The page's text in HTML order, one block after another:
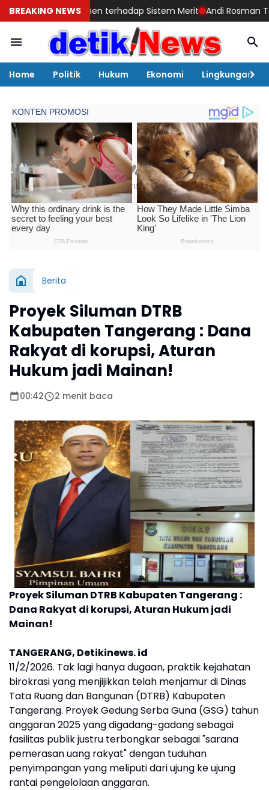
BREAKING NEWS
terhadap Sistem Merit Andi Rosman Terpilih Sebagai
Home Politik Hukum Ekonomi Lingkungan
Berita
Proyek Siluman DTRB
Kabupaten Tangerang : Dana
Rakyat di korupsi, Aturan
Hukum jadi Mainan!
00:42 2 menit baca
Proyek Siluman DTRB Kabupaten Tangerang :
Dana Rakyat di korupsi, Aturan Hukum jadi
Mainan!
TANGERANG, Detikinews. id
11/2/2026. Tak lagi hanya dugaan, praktik kejahatan
birokrasi yang menjijikkan telah menjamur di Dinas
Tata Ruang dan Bangunan (DTRB) Kabupaten
Tangerang. Proyek Gedung Serba Guna (GSG) tahun
anggaran 2025 yang digadang-gadang sebagai
fasilitas publik justru terbongkar sebagai "sarana
pemerasan uang rakyat" dengan tuduhan
penyimpangan yang meliputi dari ujung ke ujung
rantai pengelolaan anggaran.